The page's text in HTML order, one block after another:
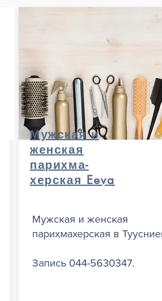
Мужская и
женская
парихма-
херская Eeva
Мужская и женская
парихмахерская в
Запись 044-5630347.